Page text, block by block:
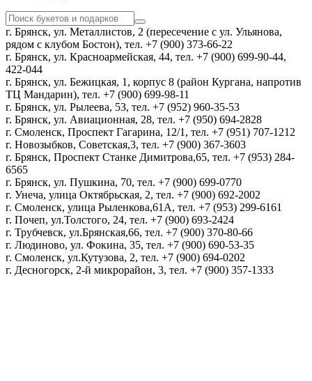
г. Брянск, ул. Металлистов, 2 (пересечение с ул. Ульянова,
рядом с клубом Бостон), тел. +7 (900) 373-66-22
г. Брянск, ул. Красноармейская, 44, тел. +7 (900) 699-90-44,
422-044
г. Брянск, ул. Бежицкая, 1, корпус 8 (район Кургана, напротив
ТЦ Мандарин), тел. +7 (900) 699-98-11
г. Брянск, ул. Рылеева, 53, тел. +7 (952) 960-35-53
г. Брянск, ул. Авиационная, 28, тел. +7 (950) 694-2828
г. Смоленск, Проспект Гагарина, 12/1, тел. +7 (951) 707-1212
г. Новозыбков, Советская,3, тел. +7 (900) 367-3603
г. Брянск, Проспект Станке Димитрова,65, тел. +7 (953) 284-
6565
г. Брянск, ул. Пушкина, 70, тел. +7 (900) 699-0770
г. Унеча, улица Октябрьская, 2, тел. +7 (900) 692-2002
г. Смоленск, улица Рыленкова,61А, тел. +7 (953) 299-6161
г. Почеп, ул.Толстого, 24, тел. +7 (900) 693-2424
г. Трубчевск, ул.Брянская,66, тел. +7 (900) 370-80-66
г. Людиново, ул. Фокина, 35, тел. +7 (900) 690-53-35
г. Смоленск, ул.Кутузова, 2, тел. +7 (900) 694-0202
г. Десногорск, 2-й микрорайон, 3, тел. +7 (900) 357-1333